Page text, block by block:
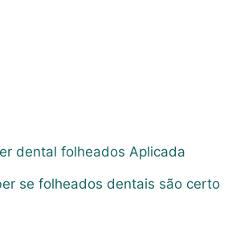
dental folheados Aplicada
se folheados dentais são certo